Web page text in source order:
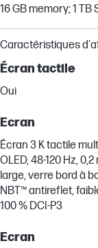
16 GB memory; 1 TB
Caractéristiques
Écran tactile
Oui
Ecran
Écran 3 K tactile
OLED, 48-120 Hz,
large, verre bord à
NBT™ antireflet,
100 % DCI-P3
Ecran